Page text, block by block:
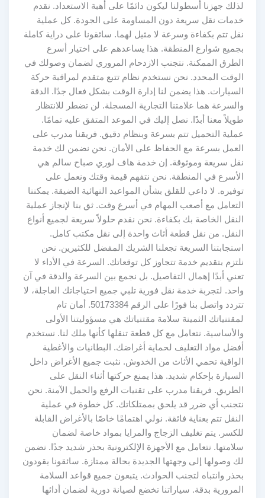
لذلك جهزنا أسطولنا ليكون دائمًا على أهبة الاستعداد. نقدم
خدمات نقل سريعة دون المساومة على الجودة. كل عملية
نقل تتم بكفاءة وسرعة لا مثيل لهما. سائقونا على دراية كاملة
بجميع شوارع المنطقة. هذا يساعدهم على اختيار أسرع
الطرق الممكنة. نتجنب الازدحام المروري لضمان وصولك في
الوقت المحدد. نحن نستخدم نظام تتبع متقدم لمراقبة حركة
السيارات. هذا يضمن لنا إدارة الوقت بشكل فعال جدًا. الدقة
والسرعة هما علامتنا التجارية المسجلة. لن تضطر للانتظار
طويلاً معنا أبدًا. نصل إليك في الموعد المتفق عليه تمامًا.
عملية التحميل تتم بسرعة وبنظام دقيق. فريقنا مدرب على
العمل بسرعة مع الحفاظ على الأمان. نحن نضمن لك خدمة
نقل سريعة وموثوقة. إن خدمة هاف لوري صباح سالم هي
الأسرع في المنطقة. نحن نتفهم قيمة وقتك ونعمل على
توفيره. لا داعي للقلق بشأن المواعيد النهائية الضيقة. يمكننا
التعامل مع أصعب المهام في أسرع وقت. ثق بنا لإنجاز عملية
النقل الخاصة بك بكفاءة. نحن نقدم حلولاً سريعة لجميع أنواع
النقل. من نقل قطعة أثاث واحدة إلى نقل مكتب كامل.
استجابتنا السريعة تجعلنا الشريك المفضل للكثيرين. نحن
نلتزم بتقديم خدمة تتجاوز كل توقعاتك. السرعة في الأداء لا
تعني أبدًا إهمال التفاصيل. بل نجمع بين السرعة والدقة في آن
واحد. لتجربة خدمة نقل فورية تلبي جميع احتياجاتك العاجلة، لا
تتردد واتصل بنا فورًا على الرقم 50173384. أمان تام
لمقتنياتك الثمينة سلامة مقتنياتك هي مسؤوليتنا الأولى
والأساسية. نتعامل مع كل قطعة تنقلها كأنها ملك لنا. نستخدم
أفضل مواد التغليف لحماية أغراضك. البطانيات والأغطية
الواقية تحمي الأثاث من الخدوش. نثبت جميع الأغراض داخل
السيارة بإحكام شديد. هذا يمنع حركتها أثناء النقل على
الطريق. فريقنا مدرب على تقنيات الرفع والحمل الآمنة. نحن
نتجنب أي ضرر قد يلحق بممتلكاتك. كل خطوة في عملية
النقل تتم بعناية فائقة. نولي اهتمامًا خاصًا بالأغراض القابلة
للكسر. يتم تغليف الزجاج والمرايا بمواد خاصة لضمان
سلامتها. نتعامل مع الأجهزة الإلكترونية بحذر شديد جدًا. نضمن
لك وصولها إلى وجهتها الجديدة بحالة ممتازة. سائقونا يقودون
بحذر وانتباه لتجنب الحوادث. يتبعون جميع قواعد السلامة
المرورية بدقة. سياراتنا تخضع لصيانة دورية لضمان أدائها